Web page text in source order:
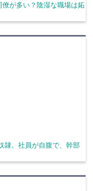
僚が多い？陰湿な職場は妬
隷。社員が自腹で、幹部